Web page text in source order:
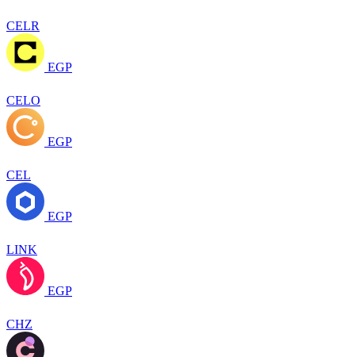
CELR
EGP
CELO
EGP
CEL
EGP
LINK
EGP
CHZ